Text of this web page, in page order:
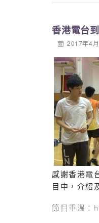
有關《課外
香港電台
2017年4
感謝香港電
目中，介紹
節目重溫：